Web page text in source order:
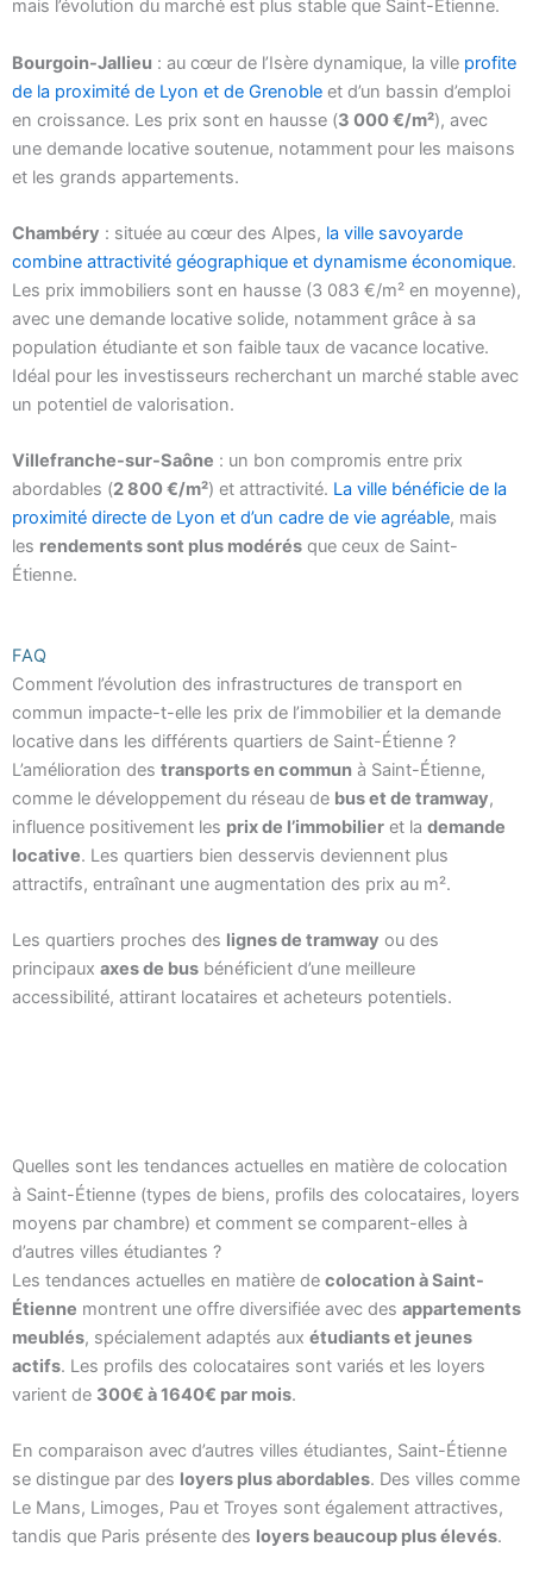
mais l’évolution du marché est plus stable que Saint-Étienne.
Bourgoin-Jallieu : au cœur de l’Isère dynamique, la ville profite
de la proximité de Lyon et de Grenoble et d’un bassin d’emploi
en croissance. Les prix sont en hausse (3 000 €/m²), avec
une demande locative soutenue, notamment pour les maisons
et les grands appartements.
Chambéry : située au cœur des Alpes, la ville savoyarde
combine attractivité géographique et dynamisme économique.
Les prix immobiliers sont en hausse (3 083 €/m² en moyenne),
avec une demande locative solide, notamment grâce à sa
population étudiante et son faible taux de vacance locative.
Idéal pour les investisseurs recherchant un marché stable avec
un potentiel de valorisation.
Villefranche-sur-Saône : un bon compromis entre prix
abordables (2 800 €/m²) et attractivité. La ville bénéficie de la
proximité directe de Lyon et d’un cadre de vie agréable, mais
les rendements sont plus modérés que ceux de Saint-
Étienne.
FAQ
Comment l’évolution des infrastructures de transport en
commun impacte-t-elle les prix de l’immobilier et la demande
locative dans les différents quartiers de Saint-Étienne ?
L’amélioration des transports en commun à Saint-Étienne,
comme le développement du réseau de bus et de tramway,
influence positivement les prix de l’immobilier et la demande
locative. Les quartiers bien desservis deviennent plus
attractifs, entraînant une augmentation des prix au m².
Les quartiers proches des lignes de tramway ou des
principaux axes de bus bénéficient d’une meilleure
accessibilité, attirant locataires et acheteurs potentiels.
Quelles sont les tendances actuelles en matière de colocation
à Saint-Étienne (types de biens, profils des colocataires, loyers
moyens par chambre) et comment se comparent-elles à
d’autres villes étudiantes ?
Les tendances actuelles en matière de colocation à Saint-
Étienne montrent une offre diversifiée avec des appartements
meublés, spécialement adaptés aux étudiants et jeunes
actifs. Les profils des colocataires sont variés et les loyers
varient de 300€ à 1640€ par mois.
En comparaison avec d’autres villes étudiantes, Saint-Étienne
se distingue par des loyers plus abordables. Des villes comme
Le Mans, Limoges, Pau et Troyes sont également attractives,
tandis que Paris présente des loyers beaucoup plus élevés.